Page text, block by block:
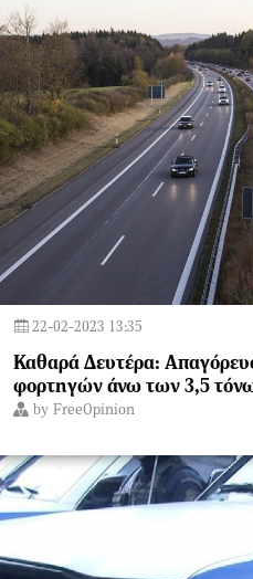
22-02-2023 13:35
Καθαρά Δευτέρα:
φορτηγών άνω των 3,5
by FreeOpinion